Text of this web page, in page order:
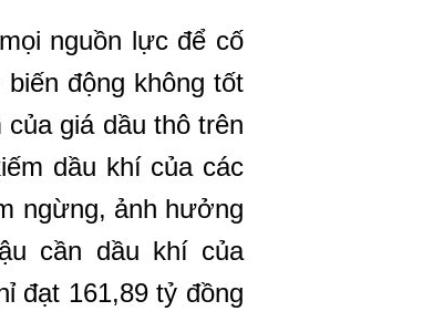
nguồn lực để cố
động không tốt
giá dầu thô trên
dầu khí của các
ngừng, ảnh hưởng
cần dầu khí của
đạt 161,89 tỷ đồng